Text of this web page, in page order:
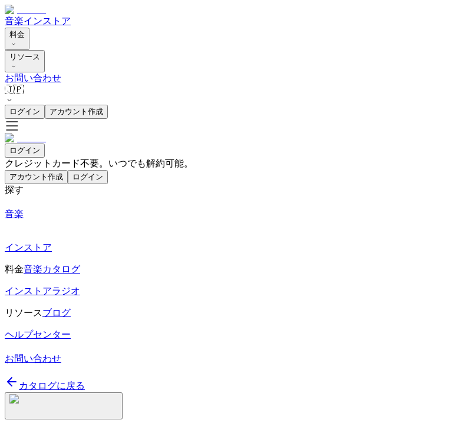
音楽インストア
料金
リソース
お問い合わせ
🇯🇵
ログイン アカウント作成
ログイン
クレジットカード不要。いつでも解約可能。
アカウント作成 ログイン
探す
音楽
インストア
料金音楽カタログ
インストアラジオ
リソースブログ
ヘルプセンター
お問い合わせ
カタログに戻る